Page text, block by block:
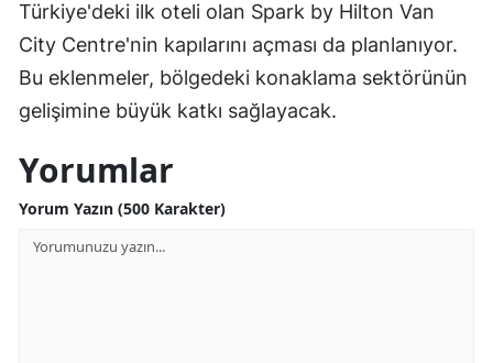
Türkiye'deki ilk oteli olan Spark by Hilton Van
City Centre'nin kapılarını açması da planlanıyor.
Bu eklenmeler, bölgedeki konaklama sektörünün
gelişimine büyük katkı sağlayacak.
Yorumlar
Yorum Yazın (500 Karakter)